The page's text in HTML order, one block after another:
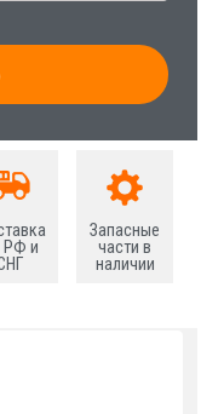
РФ и
Запасные
части в
наличии